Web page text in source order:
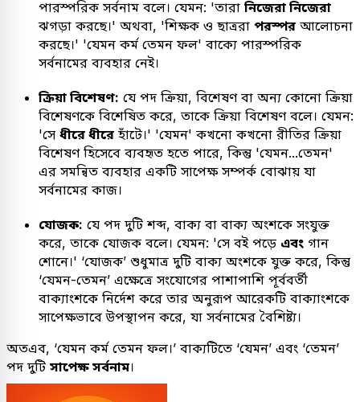
পারস্পরিক সর্বনাম বলে। যেমন: 'তারা নিজেরা নিজেরা
ঝগড়া করছে।' অথবা, 'শিক্ষক ও ছাত্ররা পরস্পর আলোচনা
করছে।' 'যেমন কর্ম তেমন ফল' বাক্যে পারস্পরিক
সর্বনামের ব্যবহার নেই।
ক্রিয়া বিশেষণ: যে পদ ক্রিয়া, বিশেষণ বা অন্য কোনো ক্রিয়া
বিশেষণকে বিশেষিত করে, তাকে ক্রিয়া বিশেষণ বলে। যেমন:
'সে ধীরে ধীরে হাঁটে।' 'যেমন' কখনো কখনো রীতির ক্রিয়া
বিশেষণ হিসেবে ব্যবহৃত হতে পারে, কিন্তু 'যেমন...তেমন'
এর সমন্বিত ব্যবহার একটি সাপেক্ষ সম্পর্ক বোঝায় যা
সর্বনামের কাজ।
যোজক: যে পদ দুটি শব্দ, বাক্য বা বাক্য অংশকে সংযুক্ত
করে, তাকে যোজক বলে। যেমন: 'সে বই পড়ে এবং গান
শোনে।' ‘যোজক’ শুধুমাত্র দুটি বাক্য অংশকে যুক্ত করে, কিন্তু
‘যেমন-তেমন’ এক্ষেত্রে সংযোগের পাশাপাশি পূর্ববর্তী
বাক্যাংশকে নির্দেশ করে তার অনুরূপ আরেকটি বাক্যাংশকে
সাপেক্ষভাবে উপস্থাপন করে, যা সর্বনামের বৈশিষ্ট্য।
অতএব, ‘যেমন কর্ম তেমন ফল।’ বাক্যটিতে ‘যেমন’ এবং ‘তেমন’
পদ দুটি সাপেক্ষ সর্বনাম।